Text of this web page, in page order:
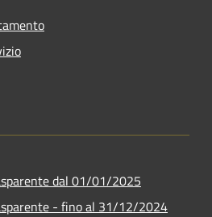
dal 01/01/2025
- fino al 31/12/2024